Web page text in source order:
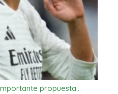
propuesta…